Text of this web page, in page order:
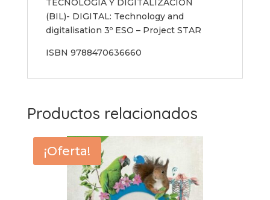
TECNOLOGÍA Y DIGITALIZACIÓN
(BIL)- DIGITAL: Technology and
digitalisation 3º ESO – Project STAR
ISBN 9788470636660
Productos relacionados
¡Oferta!